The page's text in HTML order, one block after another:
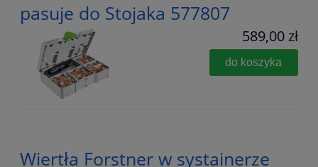
pasuje do Stojaka 577807
589,00 zł
do koszyka
Wiertła Forstner w systainerze